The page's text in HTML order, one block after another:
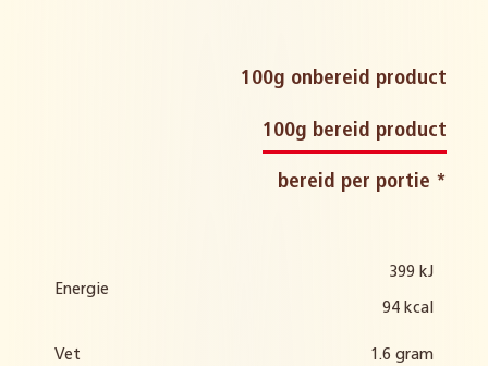
noten en derivaten (zoals100g onbereid product
100g bereid product
bereid per portie *
Energie
399 kJ
94 kcal
Vet 1.6 gram